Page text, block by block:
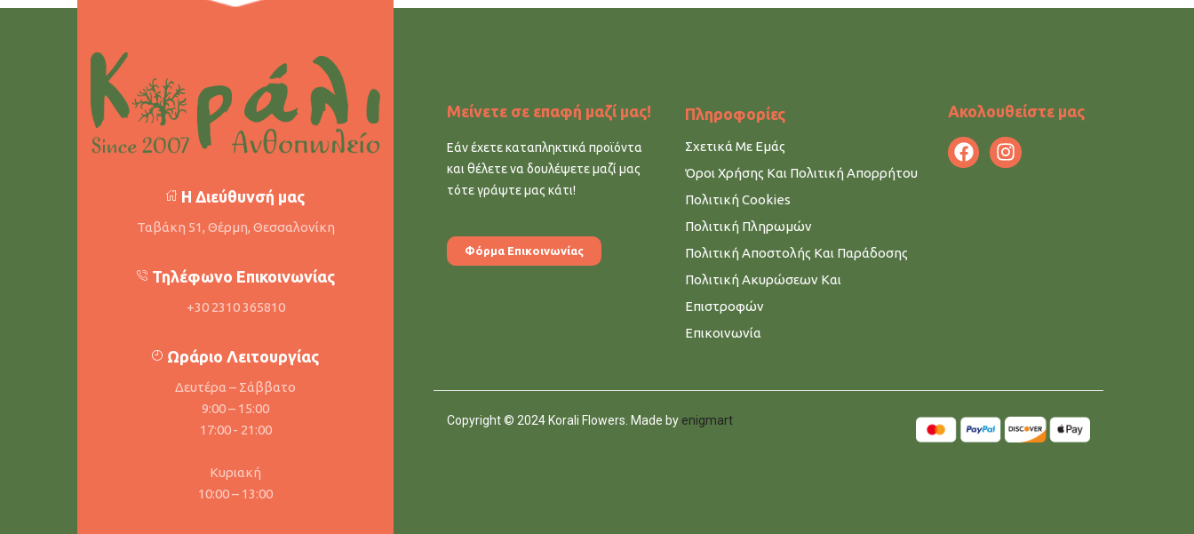
Η Διεύθυνσή μας
Ταβάκη 51, Θέρμη, Θεσσαλονίκη
Τηλέφωνο Επικοινωνίας
+30 2310 365810
Ωράριο Λειτουργίας
Δευτέρα – Σάββατο
9:00 – 15:00
17:00 - 21:00
Κυριακή
10:00 – 13:00
Μείνετε σε επαφή μαζί μας!
Εάν έχετε καταπληκτικά προϊόντα
και θέλετε να δουλέψετε μαζί μας
τότε γράψτε μας κάτι!
Φόρμα Επικοινωνίας
Πληροφορίες
Σχετικά Με Εμάς
Όροι Χρήσης Και Πολιτική Απορρήτου
Πολιτική Cookies
Πολιτική Πληρωμών
Πολιτική Αποστολής Και Παράδοσης
Πολιτική Ακυρώσεων Και
Επιστροφών
Επικοινωνία
Ακολουθείστε μας
Copyright © 2024 Korali Flowers. Made by enigmart